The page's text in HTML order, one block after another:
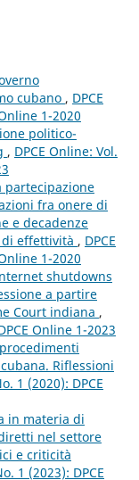
cubano , DPCE
1-2020
politico-
, DPCE Online: Vol.
partecipazione
fra onere di
e decadenze
effettività , DPCE
1-2020
shutdowns
a partire
Court indiana ,
Online 1-2023
Riflessioni
1 (2020): DPCE
in materia di
nel settore
e criticità
1 (2023): DPCE